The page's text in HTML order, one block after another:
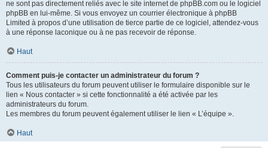
ne sont pas directement reliés avec le site internet de phpBB.com ou le logiciel
phpBB en lui-même. Si vous envoyez un courrier électronique à phpBB
Limited à propos d’une utilisation de tierce partie de ce logiciel, attendez-vous
à une réponse laconique ou à ne pas recevoir de réponse.
Haut
Comment puis-je contacter un administrateur du forum ?
Tous les utilisateurs du forum peuvent utiliser le formulaire disponible sur le
lien « Nous contacter » si cette fonctionnalité a été activée par les
administrateurs du forum.
Les membres du forum peuvent également utiliser le lien « L’équipe ».
Haut